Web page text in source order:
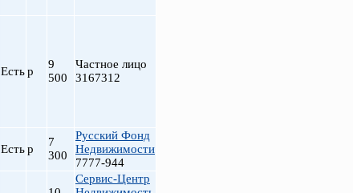
Естьр
9
500
Частное лицо
3167312
Естьр
7
300
Русский Фонд
Недвижимости
7777-944
Сервис-Центр